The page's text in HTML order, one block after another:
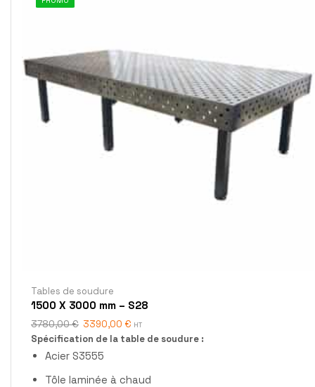
Tables de soudure
1500 X 3000 mm – S28
3780,00€ 3390,00 € HT
Spécification de la table de soudure :
Acier S3555
Tôle laminée à chaud